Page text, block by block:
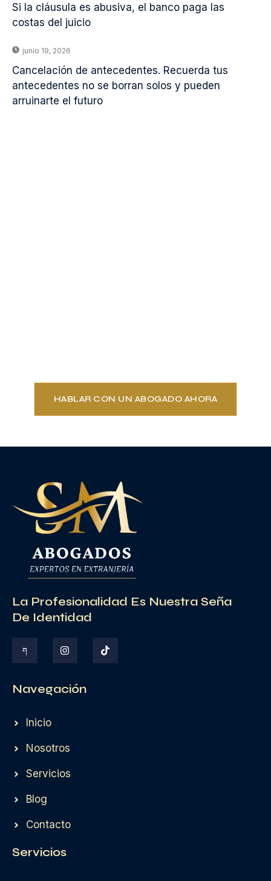
Si la cláusula es abusiva, el banco paga las
costas del juicio
junio 19, 2026
Cancelación de antecedentes. Recuerda tus
antecedentes no se borran solos y pueden
arruinarte el futuro
HABLAR CON UN ABOGADO AHORA
La Profesionalidad Es Nuestra Seña
De Identidad
Navegación
Inicio
Nosotros
Servicios
Blog
Contacto
Servicios